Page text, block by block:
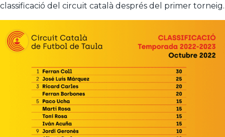
classificació del circuit català després del primer torneig.